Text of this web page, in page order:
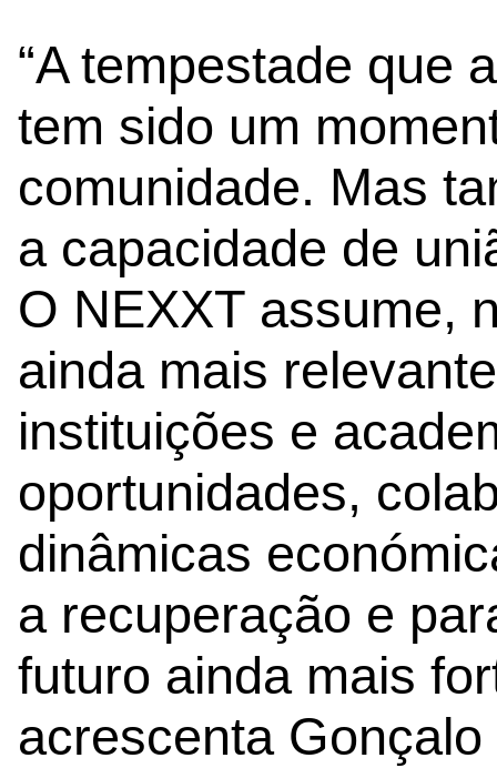
“A tempestade que
tem sido um
comunidade. Mas
a capacidade de
O NEXXT assume,
ainda mais
instituições e
oportunidades,
dinâmicas
a recuperação e
futuro ainda mais
acrescenta